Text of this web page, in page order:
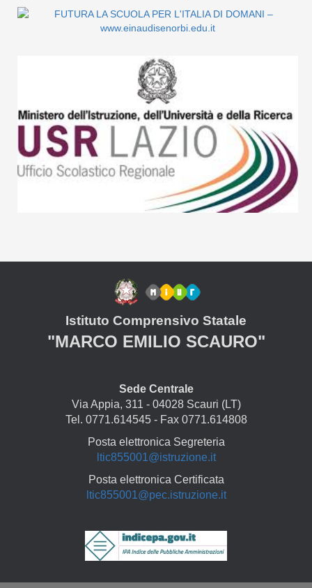
Istituto Comprensivo Statale
"MARCO EMILIO SCAURO"
Sede Centrale
Via Appia, 311 - 04028 Scauri (LT)
Tel. 0771.614545 - Fax 0771.614808
Posta elettronica Segreteria
ltic855001@istruzione.it
Posta elettronica Certificata
ltic855001@pec.istruzione.it